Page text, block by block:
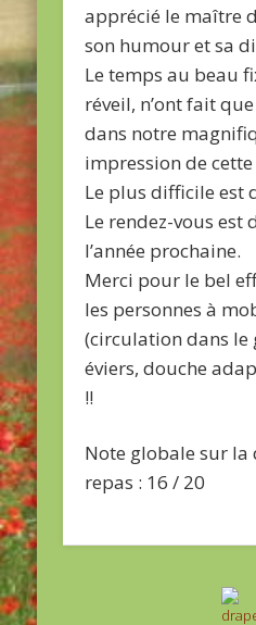
apprécié le maître
son humour et sa
Le temps au beau
réveil, n’ont fait
dans notre
impression de
Le plus difficile est
Le rendez-vous est
l’année prochaine.
Merci pour le bel
les personnes à
(circulation dans le
éviers, douche
!!
Note globale sur la
repas : 16 / 20